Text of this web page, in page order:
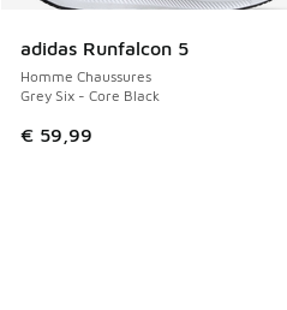
adidas Runfalcon 5
Homme Chaussures
Grey Six - Core Black
€ 59,99